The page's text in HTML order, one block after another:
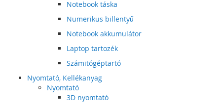
Notebook táska
Numerikus billentyű
Notebook akkumulátor
Laptop tartozék
Számitógéptartó
Nyomtató, Kellékanyag
Nyomtató
3D nyomtató